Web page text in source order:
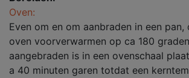
Oven:
Even om en om aanbraden in een
oven voorverwarmen op ca 180
aangebraden is in een ovenschaal
a 40 minuten garen totdat een